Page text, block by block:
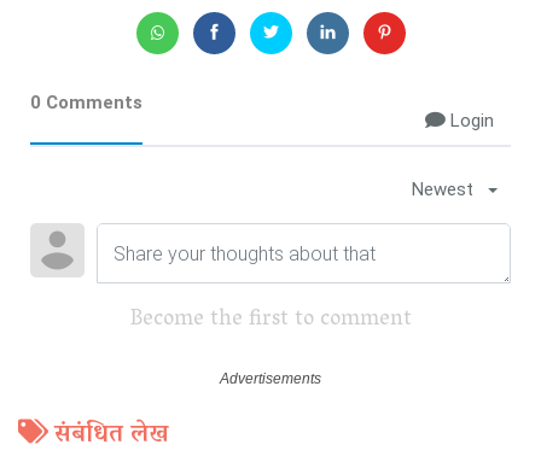
0 Comments
Login
Newest
Become the first to comment
संबंधित लेख